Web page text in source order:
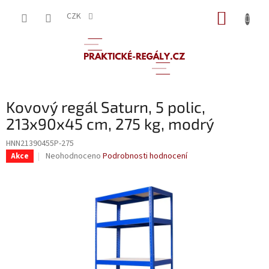
CZK
Kovový regál Saturn, 5 polic,
213x90x45 cm, 275 kg, modrý
HNN21390455P-275
Akce
Průměrné
Neohodnoceno Podrobnosti hodnocení